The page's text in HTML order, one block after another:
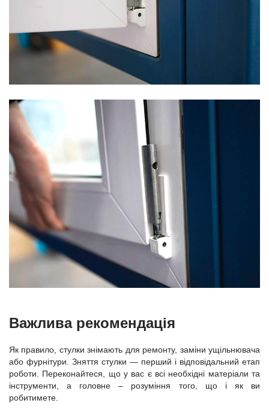
Важлива рекомендація
Як правило, стулки знімають для ремонту, заміни ущільнювача
або фурнітури. Зняття стулки — перший і відповідальний етап
роботи. Переконайтеся, що у вас є всі необхідні матеріали та
інструменти, а головне – розуміння того, що і як ви
робитимете.